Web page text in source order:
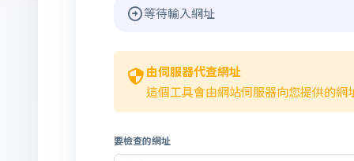
等待輸入網址
由伺服器代查網址
這個工具會由網站伺服器向您提供的網
要檢查的網址